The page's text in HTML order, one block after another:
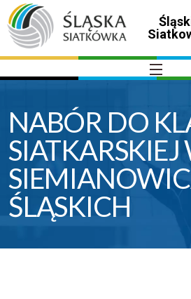
NABÓR DO
SIATKARSKIEJ
ŚLĄSKICH